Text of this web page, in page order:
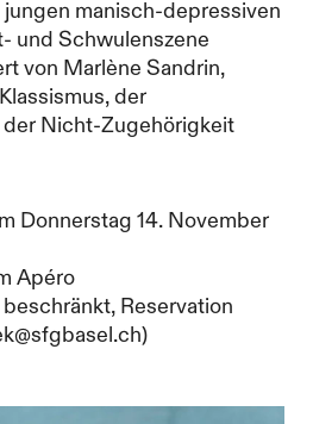
jungen manisch-depressiven
und Schwulenszene
von Marlène Sandrin,
der
der Nicht-Zugehörigkeit
Donnerstag 14. November
Apéro
Reservation